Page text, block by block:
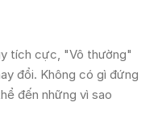
tích cực, "Vô thường"
đổi. Không có gì đứng
đến những vì sao